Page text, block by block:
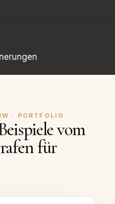
· PORTFOLIO
vom
für